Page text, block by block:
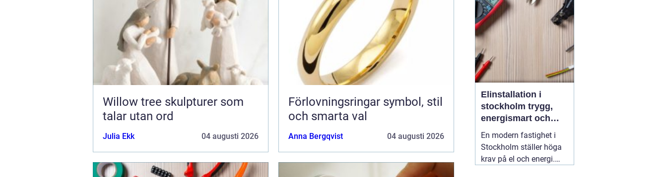
Willow tree skulpturer som
talar utan ord
Julia Ekk 04 augusti 2026
Förlovningsringar symbol, stil
och smarta val
Anna Bergqvist 04 augusti 2026
man rätt storlek utan
stress? Med...
Elinstallation i
stockholm trygg,
energismart och
framtidssäker el i
fastigheten
En modern fastighet i
Stockholm ställer höga
krav på el och energi.